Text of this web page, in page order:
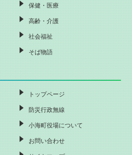
保健・医療
高齢・介護
社会福祉
そば物語
トップページ
防災行政無線
小海町役場について
お問い合わせ